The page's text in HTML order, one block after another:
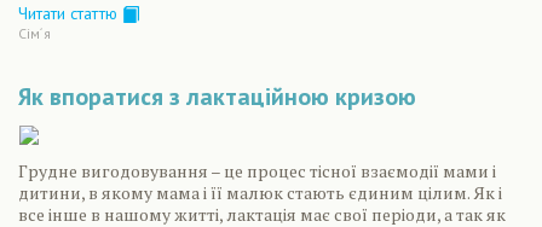
Читати статтю
Сiм´я
Як впоратися з лактаційною кризою
Грудне вигодовування – це процес тісної взаємодії мами і
дитини, в якому мама і її малюк стають єдиним цілим. Як і
все інше в нашому житті, лактація має свої періоди, а так як